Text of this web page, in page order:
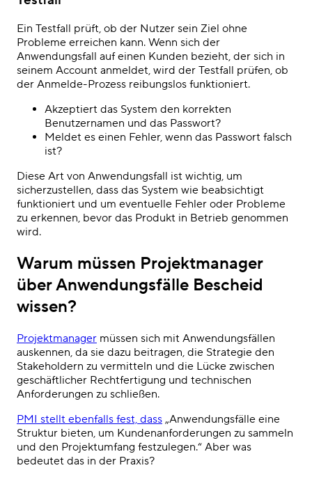
Ein Testfall prüft, ob der Nutzer sein Ziel ohne
Probleme erreichen kann. Wenn sich der
Anwendungsfall auf einen Kunden bezieht, der sich in
seinem Account anmeldet, wird der Testfall prüfen, ob
der Anmelde-Prozess reibungslos funktioniert.
Akzeptiert das System den korrekten
Benutzernamen und das Passwort?
Meldet es einen Fehler, wenn das Passwort falsch
ist?
Diese Art von Anwendungsfall ist wichtig, um
sicherzustellen, dass das System wie beabsichtigt
funktioniert und um eventuelle Fehler oder Probleme
zu erkennen, bevor das Produkt in Betrieb genommen
wird.
Warum müssen Projektmanager
über Anwendungsfälle Bescheid
wissen?
Projektmanager müssen sich mit Anwendungsfällen
auskennen, da sie dazu beitragen, die Strategie den
Stakeholdern zu vermitteln und die Lücke zwischen
geschäftlicher Rechtfertigung und technischen
Anforderungen zu schließen.
PMI stellt ebenfalls fest, dass „Anwendungsfälle eine
Struktur bieten, um Kundenanforderungen zu sammeln
und den Projektumfang festzulegen.“ Aber was
bedeutet das in der Praxis?